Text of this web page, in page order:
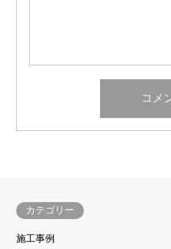
カテゴリー
施工事例